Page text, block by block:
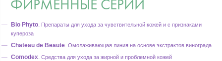
ФИРМЕННЫЕ СЕРИИ
Bio Phyto. Препараты для ухода за чувствительной кожей и с признаками
купероза
Chateau de Beaute. Омолаживающая линия на основе экстрактов винограда
Comodex. Средства для ухода за жирной и проблемной кожей